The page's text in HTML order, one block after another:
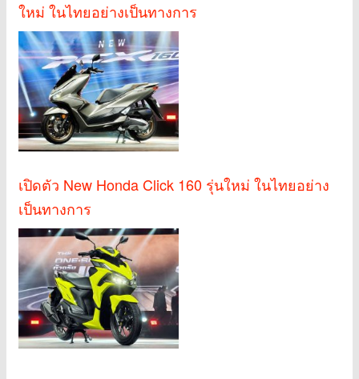
ใหม่ ในไทยอย่างเป็นทางการ
เปิดตัว New Honda Click 160 รุ่นใหม่ ในไทยอย่าง
เป็นทางการ